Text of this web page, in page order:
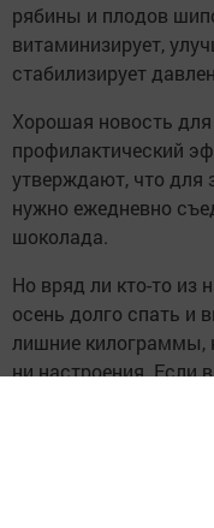
рябины и плодов
витаминизирует,
стабилизирует
Хорошая новость
профилактический
утверждают, что для
нужно ежедневно
шоколада.
Но вряд ли кто-то из
осень долго спать и
лишние килограммы,
ни настроения. Если